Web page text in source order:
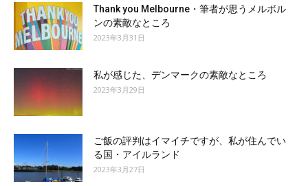
Thank you Melbourne・筆者が思うメルボル
ンの素敵なところ
2023年3月31日
私が感じた、デンマークの素敵なところ
2023年3月29日
ご飯の評判はイマイチですが、私が住んでい
る国・アイルランド
2023年3月27日